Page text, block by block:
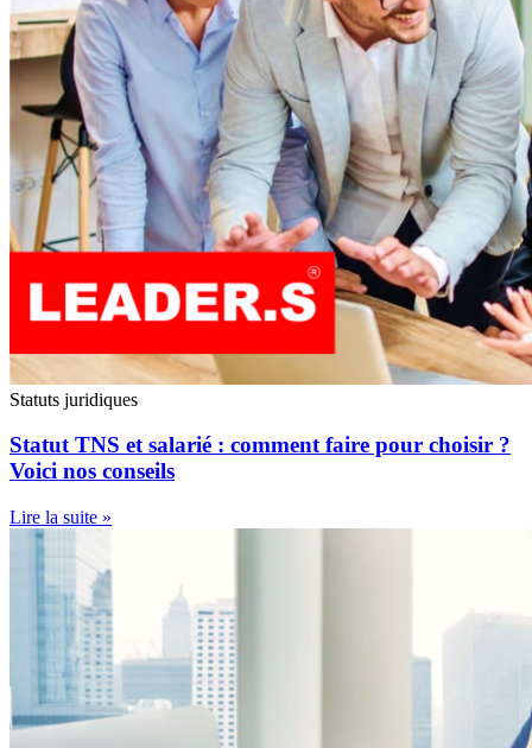
Statuts juridiques
Statut TNS et salarié : comment faire pour choisir ?
Voici nos conseils
Lire la suite »